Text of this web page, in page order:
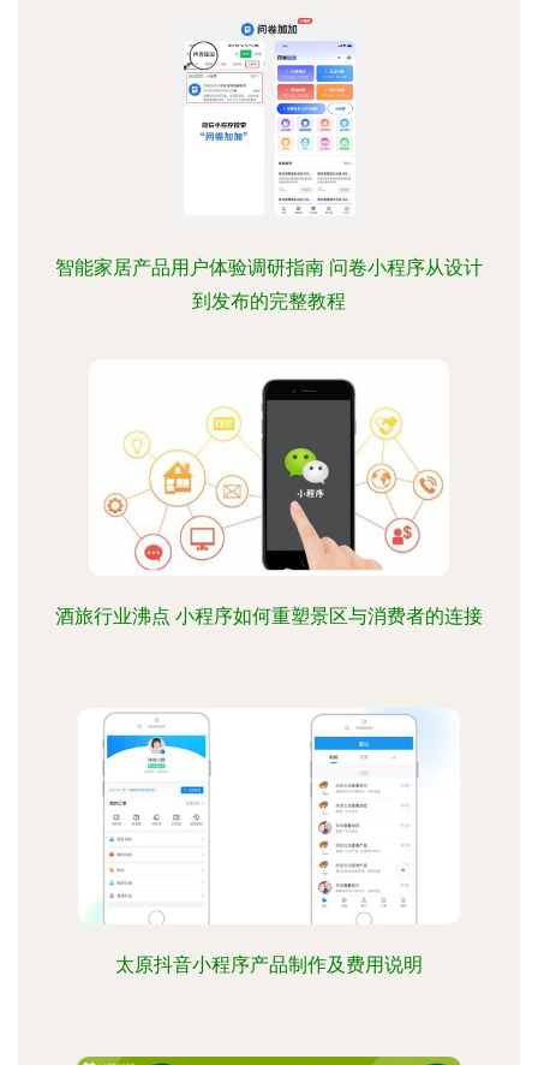
智能家居产品用户体验调研指南 问卷小程序从设计
到发布的完整教程
酒旅行业沸点 小程序如何重塑景区与消费者的连接
太原抖音小程序产品制作及费用说明